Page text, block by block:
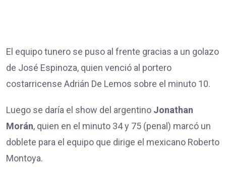
El equipo tunero se puso al frente gracias a un golazo
de José Espinoza, quien venció al portero
costarricense Adrián De Lemos sobre el minuto 10.
Luego se daría el show del argentino Jonathan
Morán, quien en el minuto 34 y 75 (penal) marcó un
doblete para el equipo que dirige el mexicano Roberto
Montoya.